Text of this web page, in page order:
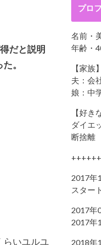
だと説明
。
いユルユ
プロ
名前・
年齢・
【家族】
夫：会
娘：中
【好き
ダイエ
断捨離
2017年
スター
2017
2017
2018年